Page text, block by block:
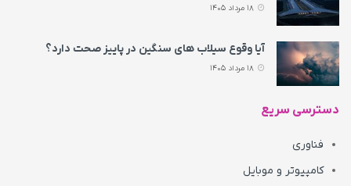
آیا وقوع سیلاب های سنگین در پاییز صحت دارد؟
دسترسی سریع
فناوری
کامپیوتر و موبایل